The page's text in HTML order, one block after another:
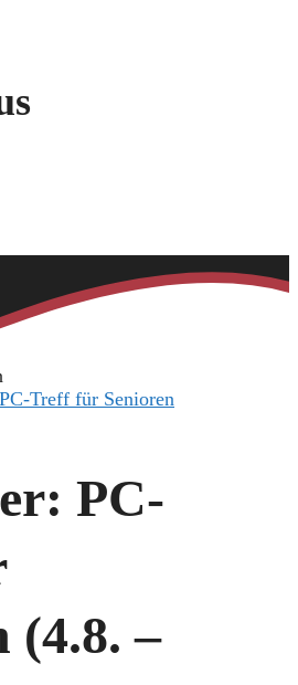
PC-Treff für Senioren
PC-
(4.8. –